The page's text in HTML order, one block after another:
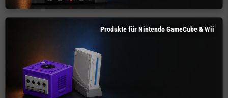
Produkte für Nintendo GameCube & Wii